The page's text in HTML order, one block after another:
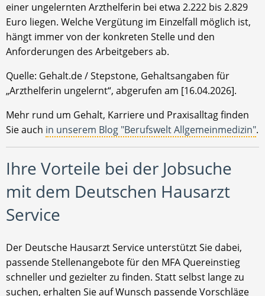
einer ungelernten Arzthelferin bei etwa 2.222 bis 2.829
Euro liegen. Welche Vergütung im Einzelfall möglich ist,
hängt immer von der konkreten Stelle und den
Anforderungen des Arbeitgebers ab.
Quelle: Gehalt.de / Stepstone, Gehaltsangaben für
„Arzthelferin ungelernt“, abgerufen am [16.04.2026].
Mehr rund um Gehalt, Karriere und Praxisalltag finden
Sie auch in unserem Blog "Berufswelt Allgemeinmedizin".
Ihre Vorteile bei der Jobsuche
mit dem Deutschen Hausarzt
Service
Der Deutsche Hausarzt Service unterstützt Sie dabei,
passende Stellenangebote für den MFA Quereinstieg
schneller und gezielter zu finden. Statt selbst lange zu
suchen, erhalten Sie auf Wunsch passende Vorschläge